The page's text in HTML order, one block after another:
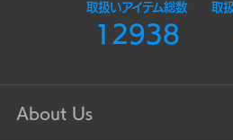
取扱いアイテム総数
12938
取
About Us